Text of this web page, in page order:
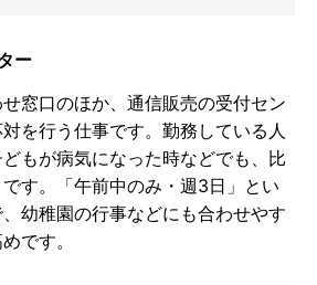
ー
窓口のほか、通信販売の受付セン
を行う仕事です。勤務している人
もが病気になった時などでも、比
す。「午前中のみ・週3日」とい
幼稚園の行事などにも合わせやす
です。